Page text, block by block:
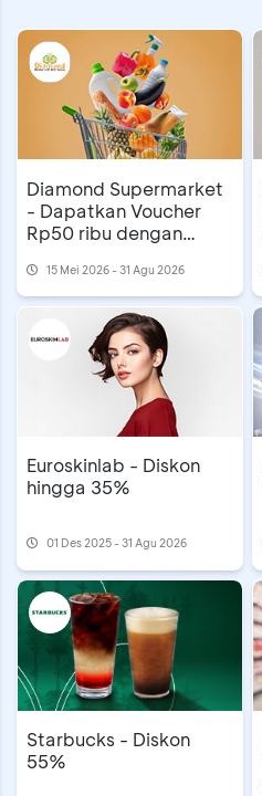
Diamond Supermarket
- Dapatkan Voucher
Rp50 ribu dengan
15 Mei 2026 - 31 Agu 2026
Euroskinlab - Diskon
hingga 35%
01 Des 2025 - 31 Agu 2026
Starbucks - Diskon
55%